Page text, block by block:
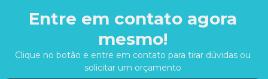
Entre em contato agora
mesmo!
Clique no botão e entre em contato para tirar dúvidas ou
solicitar um orçamento